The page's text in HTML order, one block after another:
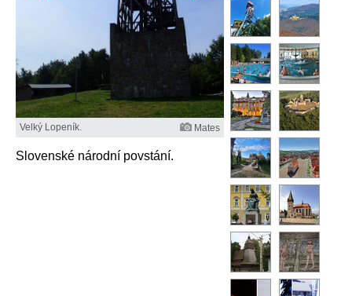
Velký Lopeník. Mates
Slovenské národní povstání.